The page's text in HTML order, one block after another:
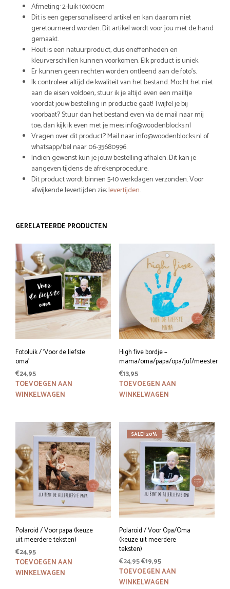
Afmeting: 2-luik 10x10cm
Dit is een gepersonaliseerd artikel en kan daarom niet
geretourneerd worden. Dit artikel wordt voor jou met de hand
gemaakt.
Hout is een natuurproduct, dus oneffenheden en
kleurverschillen kunnen voorkomen. Elk product is uniek.
Er kunnen geen rechten worden ontleend aan de foto’s.
Ik controleer altijd de kwaliteit van het bestand. Mocht het niet
aan de eisen voldoen, stuur ik je altijd even een mailtje
voordat jouw bestelling in productie gaat! Twijfel je bij
voorbaat? Stuur dan het bestand even via de mail naar mij
toe, dan kijk ik even met je mee; info@woodenblocks.nl
Vragen over dit product? Mail naar info@woodenblocks.nl of
whatsapp/bel naar 06-35680996.
Indien gewenst kun je jouw bestelling afhalen. Dit kan je
aangeven tijdens de afrekenprocedure.
Dit product wordt binnen 5-10 werkdagen verzonden. Voor
afwijkende levertijden zie:levertijden.
GERELATEERDE PRODUCTEN
Fotoluik / ‘Voor de liefste
oma’
€24,95
TOEVOEGEN AAN
WINKELWAGEN
High five bordje –
mama/oma/papa/opa/juf/meester
€13,95
TOEVOEGEN AAN
WINKELWAGEN
Polaroid / Voor papa (keuze
uit meerdere teksten)
€24,95
TOEVOEGEN AAN
WINKELWAGEN
SALE! 20%
Polaroid / Voor Opa/Oma
(keuze uit meerdere
teksten)
€24,95Oorspronkelijke
prijs
was:
€19,95Huidige
prijs
is:
TOEVOEGEN AAN
WINKELWAGEN